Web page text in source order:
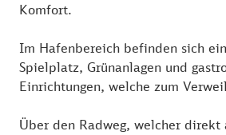
Komfort.
Im Hafenbereich befinden sich
Spielplatz, Grünanlagen und
Einrichtungen, welche zum
Über den Radweg, welcher direkt